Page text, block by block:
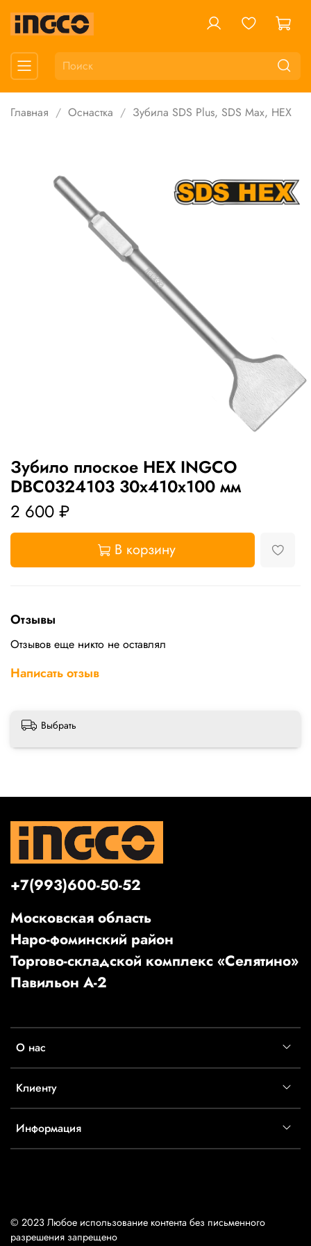
Главная Оснастка Зубила SDS Plus, SDS Max, HEX
Зубило плоское HEX INGCO
DBC0324103 30x410х100 мм
2 600 ₽
В корзину
Отзывы
Отзывов еще никто не оставлял
Написать отзыв
Выбрать
О нас
Клиенту
Информация
+7(993)600-50-52
Московская область
Наро-фоминский район
Торгово-складской комплекс «Селятино»
Павильон А-2
© 2023 Любое использование контента без письменного
разрешения запрещено